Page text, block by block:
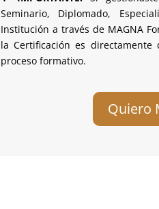
Seminario, Diplomado,
Institución a través de MAGNA
la Certificación es
proceso formativo.
Quiero